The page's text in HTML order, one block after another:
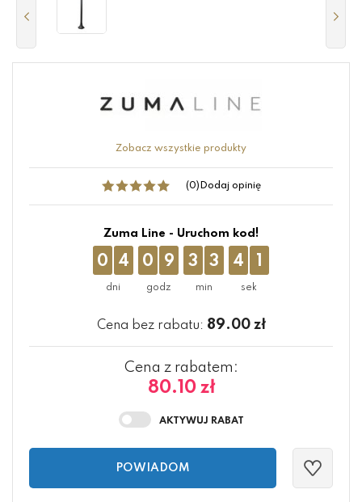
Zobacz wszystkie produkty
(0) Dodaj opinię
Zuma Line - Uruchom kod!
0 4 0 9 3 3 4 1
Cena bez rabatu: 89.00 zł
Cena z rabatem:
80.10 zł
POWIADOM